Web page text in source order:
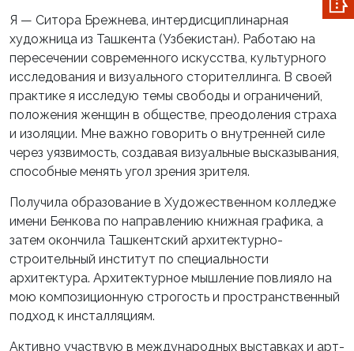
Я — Ситора Брежнева, интердисциплинарная
художница из Ташкента (Узбекистан). Работаю на
пересечении современного искусства, культурного
исследования и визуального сторителлинга. В своей
практике я исследую темы свободы и ограничений,
положения женщин в обществе, преодоления страха
и изоляции. Мне важно говорить о внутренней силе
через уязвимость, создавая визуальные высказывания,
способные менять угол зрения зрителя.
Получила образование в Художественном колледже
имени Бенкова по направлению книжная графика, а
затем окончила Ташкентский архитектурно-
строительный институт по специальности
архитектура. Архитектурное мышление повлияло на
мою композиционную строгость и пространственный
подход к инсталляциям.
Активно участвую в международных выставках и арт-